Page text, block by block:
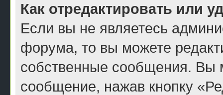
Как отредактировать или
Если вы не являетесь
форума, то вы можете
собственные сообщения. Вы
сообщение, нажав кнопку